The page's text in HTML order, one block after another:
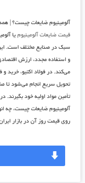
آلومینیوم ضایعات چیست؟ |
قیمت ضایعات آلومینیومیا
سبک در صنایع مختلف است.
و استفاده مجدد، ارزش
می‌کند. در فولاد اکتیو، خرید و
تحویل سریع انجام می‌شود تا
تأمین مواد اولیه خود بگیرند.
آلومینیوم ضایعات چیست، چه
روی قیمت روز آن در بازار